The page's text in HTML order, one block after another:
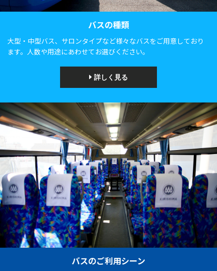
バスの種類
大型・中型バス、サロンタイプなど様々なバスをご用意しており
ます。人数や用途にあわせてお選びください。
詳しく見る
バスのご利用シーン